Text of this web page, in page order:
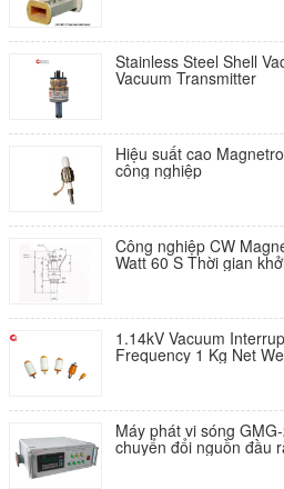
Stainless Steel Shell
Vacuum Transmitter
Hiệu suất cao
công nghiệp
Công nghiệp CW
Watt 60 S Thời gian
1.14kV Vacuum
Frequency 1 Kg Net
Máy phát vi sóng
chuyển đổi nguồn đầu